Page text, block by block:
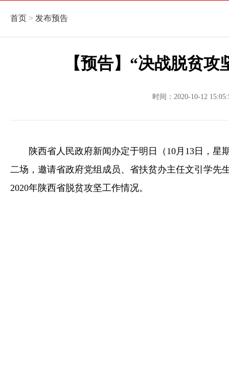
首页 > 发布预告
【预告】“决战脱贫
时间：2020-10-12
陕西省人民政府新闻办定于明日（10月13日，星
二场，邀请省政府党组成员、省扶贫办主任文引学先
2020年陕西省脱贫攻坚工作情况。